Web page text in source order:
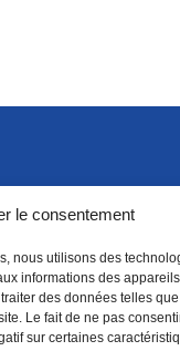
le consentement
nous utilisons des
informations des
des données telles
Le fait de ne pas
sur certaines
S'ABONNER
(NOUVELLE